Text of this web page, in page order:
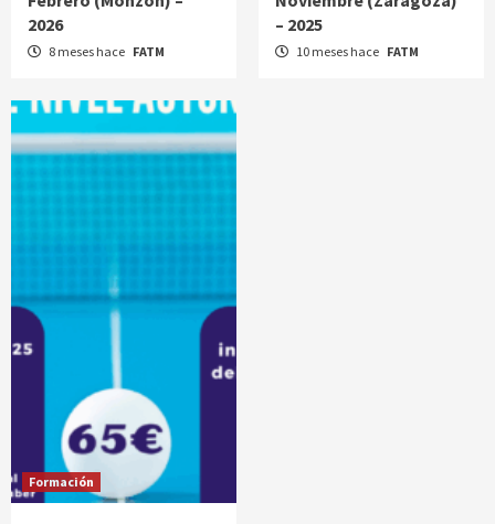
2026
8 meses hace FATM
– 2025
10 meses hace FATM
Formación